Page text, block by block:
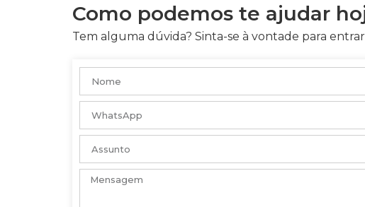
Como podemos te ajudar
Tem alguma dúvida? Sinta-se à vontade para